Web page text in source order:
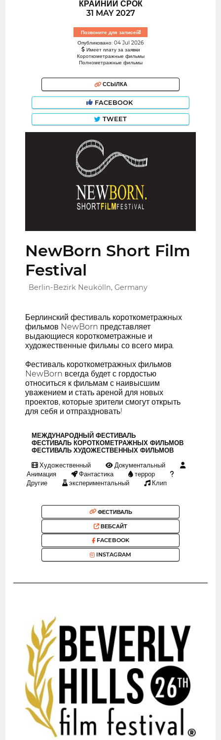
КРАЙНИЙ СРОК
31 MAY 2027
Позвоните для записей!
Опубликовано: 04 Jul 2026
Имеет плату за заявки
Короткометражные фильмы
Полнометражные фильмы
ССЫЛКА
FACEBOOK
TWEET
NewBorn Short Film
Festival
Berlin-Bezirk Neukölln, Germany
Берлинский фестиваль короткометражных
фильмов NewBorn представляет
выдающиеся короткометражные и
художественные фильмы со всего мира.
Фестиваль короткометражных фильмов
NewBorn всегда будет с гордостью
относиться к фильмам с наивысшим
уважением и стать ареной для новых
проектов, которые зрители смогут открыть
для себя и отпраздновать!
МЕЖДУНАРОДНЫЙ ФЕСТИВАЛЬ
ФЕСТИВАЛЬ КОРОТКОМЕТРАЖНЫХ ФИЛЬМОВ
ФЕСТИВАЛЬ ХУДОЖЕСТВЕННЫХ ФИЛЬМОВ
Художественный
Документальный
Анимация
Фантастика
террор
Другие
экспериментальный Клип
ФЕСТИВАЛЬ
ВЕБСАЙТ
FACEBOOK
INSTAGRAM